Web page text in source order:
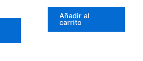
Añadir al
carrito